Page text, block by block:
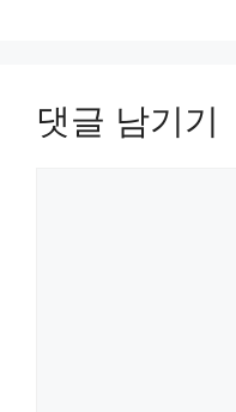
댓글 남기기